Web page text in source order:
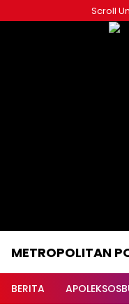
ke
Scroll
METROPOLITAN
BERITA